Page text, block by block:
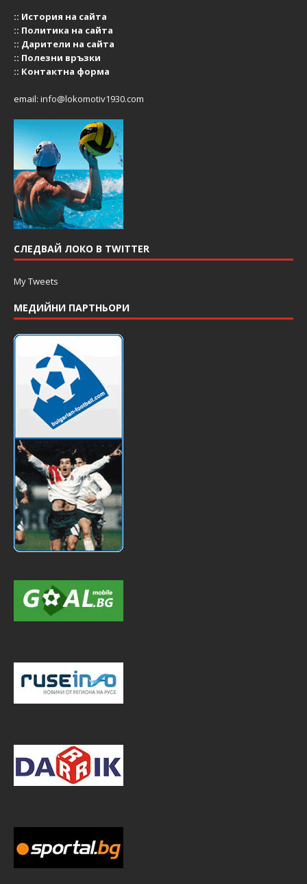
:: История на сайта
:: Политика на сайта
:: Дарители на сайта
:: Полезни връзки
:: Контактна форма
email: info@lokomotiv1930.com
СЛЕДВАЙ ЛОКО В TWITTER
My Tweets
МЕДИЙНИ ПАРТНЬОРИ